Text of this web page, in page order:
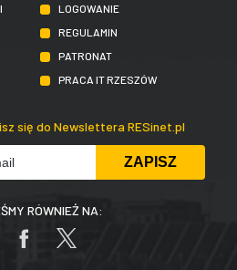
LOGOWANIE
REGULAMIN
PATRONAT
PRACA IT RZESZÓW
się do Newslettera RESinet.pl
RÓWNIEŻ NA: